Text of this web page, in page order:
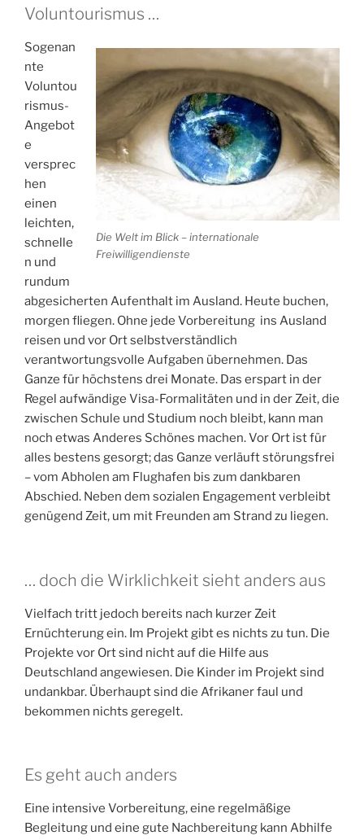
Voluntourismus …
Die Welt im Blick – internationale
Freiwilligendienste
Sogenan
nte
Voluntou
rismus-
Angebot
e
versprec
hen
einen
leichten,
schnelle
n und
rundum
abgesicherten Aufenthalt im Ausland. Heute buchen,
morgen fliegen. Ohne jede Vorbereitung ins Ausland
reisen und vor Ort selbstverständlich
verantwortungsvolle Aufgaben übernehmen. Das
Ganze für höchstens drei Monate. Das erspart in der
Regel aufwändige Visa-Formalitäten und in der Zeit, die
zwischen Schule und Studium noch bleibt, kann man
noch etwas Anderes Schönes machen. Vor Ort ist für
alles bestens gesorgt; das Ganze verläuft störungsfrei
– vom Abholen am Flughafen bis zum dankbaren
Abschied. Neben dem sozialen Engagement verbleibt
genügend Zeit, um mit Freunden am Strand zu liegen.
… doch die Wirklichkeit sieht anders aus
Vielfach tritt jedoch bereits nach kurzer Zeit
Ernüchterung ein. Im Projekt gibt es nichts zu tun. Die
Projekte vor Ort sind nicht auf die Hilfe aus
Deutschland angewiesen. Die Kinder im Projekt sind
undankbar. Überhaupt sind die Afrikaner faul und
bekommen nichts geregelt.
Es geht auch anders
Eine intensive Vorbereitung, eine regelmäßige
Begleitung und eine gute Nachbereitung kann Abhilfe